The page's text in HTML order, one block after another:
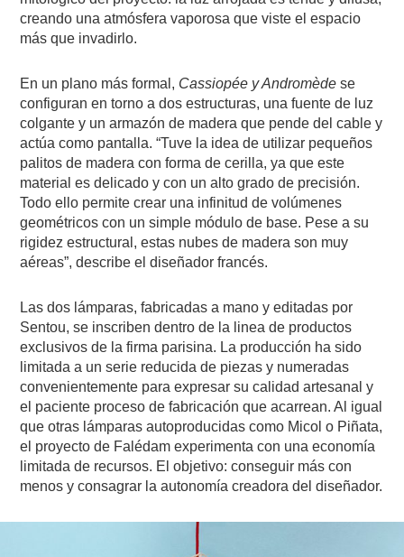
creando una atmósfera vaporosa que viste el espacio
más que invadirlo.
En un plano más formal, Cassiopée y Andromède se
configuran en torno a dos estructuras, una fuente de luz
colgante y un armazón de madera que pende del cable y
actúa como pantalla. “Tuve la idea de utilizar pequeños
palitos de madera con forma de cerilla, ya que este
material es delicado y con un alto grado de precisión.
Todo ello permite crear una infinitud de volúmenes
geométricos con un simple módulo de base. Pese a su
rigidez estructural, estas nubes de madera son muy
aéreas”, describe el diseñador francés.
Las dos lámparas, fabricadas a mano y editadas por
Sentou, se inscriben dentro de la linea de productos
exclusivos de la firma parisina. La producción ha sido
limitada a un serie reducida de piezas y numeradas
convenientemente para expresar su calidad artesanal y
el paciente proceso de fabricación que acarrean. Al igual
que otras lámparas autoproducidas como Micol o Piñata,
el proyecto de Falédam experimenta con una economía
limitada de recursos. El objetivo: conseguir más con
menos y consagrar la autonomía creadora del diseñador.